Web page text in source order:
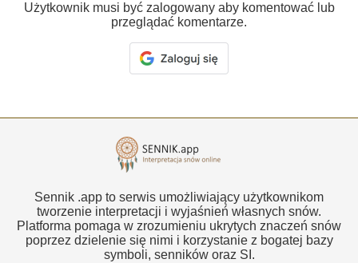
Użytkownik musi być zalogowany aby komentować lub
przeglądać komentarze.
Sennik .app to serwis umożliwiający użytkownikom
tworzenie interpretacji i wyjaśnień własnych snów.
Platforma pomaga w zrozumieniu ukrytych znaczeń snów
poprzez dzielenie się nimi i korzystanie z bogatej bazy
symboli, senników oraz SI.